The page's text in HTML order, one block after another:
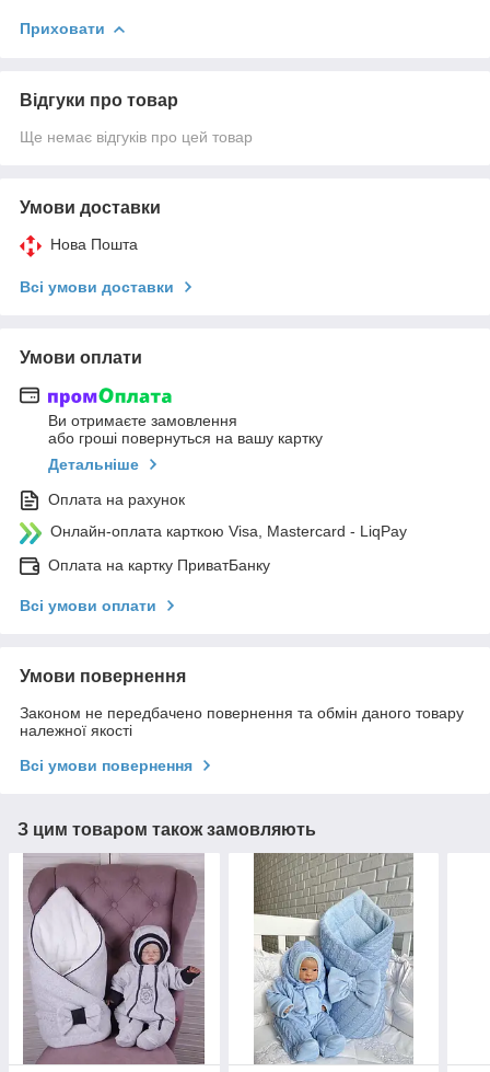
Приховати
Відгуки про товар
Ще немає відгуків про цей товар
Умови доставки
Нова Пошта
Всі умови доставки
Умови оплати
Ви отримаєте замовлення
або гроші повернуться на вашу картку
Детальніше
Оплата на рахунок
Онлайн-оплата карткою Visa, Mastercard - LiqPay
Оплата на картку ПриватБанку
Всі умови оплати
Умови повернення
Законом не передбачено повернення та обмін даного товару
належної якості
Всі умови повернення
З цим товаром також замовляють